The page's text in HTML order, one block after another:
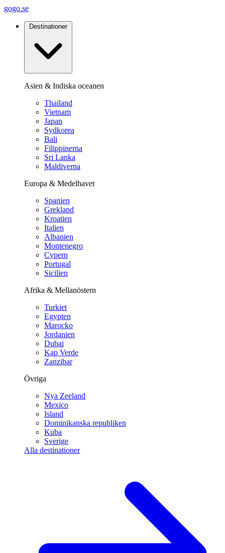
gogo.se
Destinationer
Asien & Indiska oceanen
Thailand
Vietnam
Japan
Sydkorea
Bali
Filippinerna
Sri Lanka
Maldiverna
Europa & Medelhavet
Spanien
Grekland
Kroatien
Italien
Albanien
Montenegro
Cypern
Portugal
Sicilien
Afrika & Mellanöstern
Turkiet
Egypten
Marocko
Jordanien
Dubai
Kap Verde
Zanzibar
Övriga
Nya Zeeland
Mexico
Island
Dominikanska republiken
Kuba
Sverige
Alla destinationer